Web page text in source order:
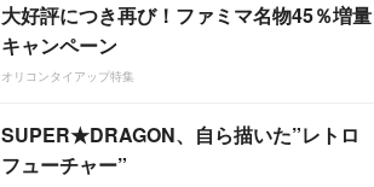
大好評につき再び！ファミマ名物45％増量
キャンペーン
オリコンタイアップ特集
SUPER★DRAGON、自ら描いた”レトロ
フューチャー”